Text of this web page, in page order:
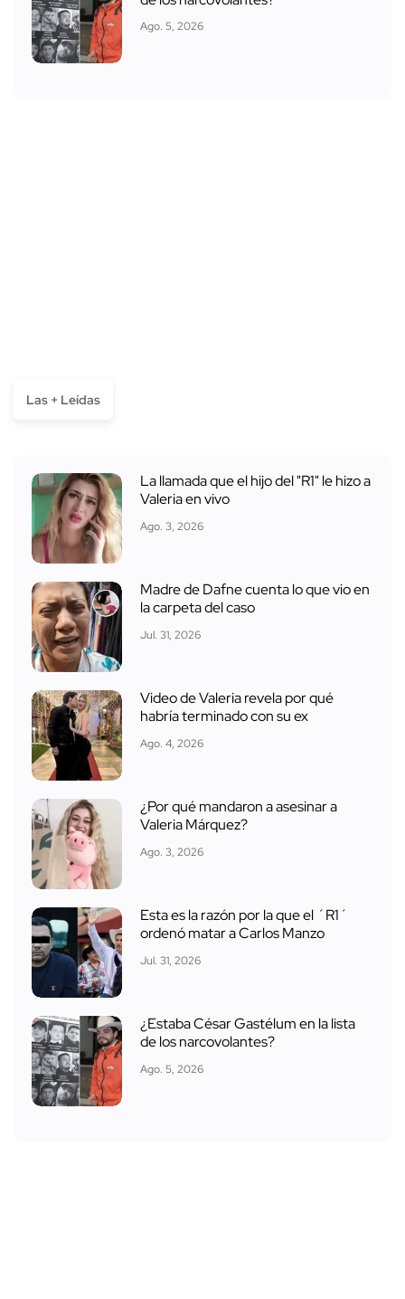
Ago. 5, 2026
Las + Leídas
La llamada que el hijo del "R1" le hizo a
Valeria en vivo
Ago. 3, 2026
Madre de Dafne cuenta lo que vio en
la carpeta del caso
Jul. 31, 2026
Video de Valeria revela por qué
habría terminado con su ex
Ago. 4, 2026
¿Por qué mandaron a asesinar a
Valeria Márquez?
Ago. 3, 2026
Esta es la razón por la que el ´R1´
ordenó matar a Carlos Manzo
Jul. 31, 2026
¿Estaba César Gastélum en la lista
de los narcovolantes?
Ago. 5, 2026